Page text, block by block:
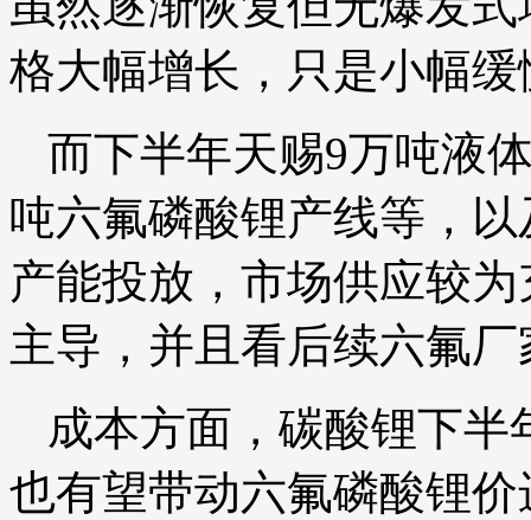
格大幅增长，只是小幅
而下半年天赐9万吨液
吨六氟磷酸锂产线等，
产能投放，市场供应较
主导，并且看后续六氟
成本方面，碳酸锂下
也有望带动六氟磷酸锂